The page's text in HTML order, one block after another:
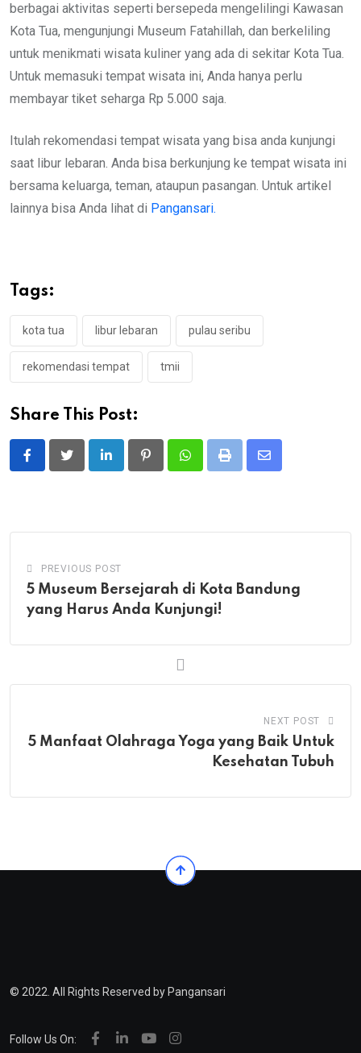
berbagai aktivitas seperti bersepeda mengelilingi Kawasan
Kota Tua, mengunjungi Museum Fatahillah, dan berkeliling
untuk menikmati wisata kuliner yang ada di sekitar Kota Tua.
Untuk memasuki tempat wisata ini, Anda hanya perlu
membayar tiket seharga Rp 5.000 saja.
Itulah rekomendasi tempat wisata yang bisa anda kunjungi
saat libur lebaran. Anda bisa berkunjung ke tempat wisata ini
bersama keluarga, teman, ataupun pasangan. Untuk artikel
lainnya bisa Anda lihat di Pangansari.
Tags:
kota tua libur lebaran pulau seribu
rekomendasi tempat tmii
Share This Post:
LinkedIn PinterestWhatsappPrint
Share
PREVIOUS POST
5 Museum Bersejarah di Kota Bandung
yang Harus Anda Kunjungi!
NEXT POST
5 Manfaat Olahraga Yoga yang Baik Untuk
Kesehatan Tubuh
© 2022. All Rights Reserved by Pangansari
Follow Us On: